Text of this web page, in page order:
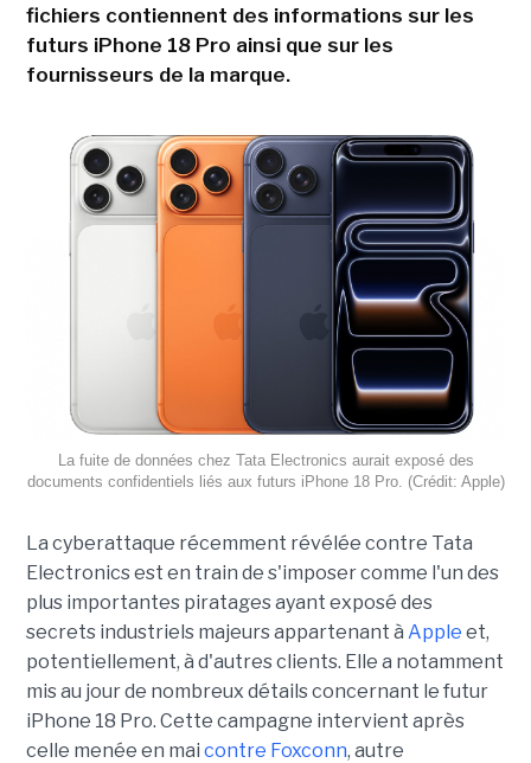
fichiers contiennent des informations sur les
futurs iPhone 18 Pro ainsi que sur les
fournisseurs de la marque.
La fuite de données chez Tata Electronics aurait exposé des
documents confidentiels liés aux futurs iPhone 18 Pro. (Crédit: Apple)
La cyberattaque récemment révélée contre Tata
Electronics est en train de s'imposer comme l'un des
plus importantes piratages ayant exposé des
secrets industriels majeurs appartenant à Apple et,
potentiellement, à d'autres clients. Elle a notamment
mis au jour de nombreux détails concernant le futur
iPhone 18 Pro. Cette campagne intervient après
celle menée en mai contre Foxconn, autre